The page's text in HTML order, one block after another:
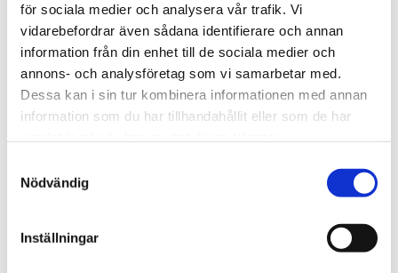
för sociala medier och analysera vår trafik. Vi
vidarebefordrar även sådana identifierare och annan
information från din enhet till de sociala medier och
annons- och analysföretag som vi samarbetar med.
Dessa kan i sin tur kombinera informationen med annan
information som du har tillhandahållit eller som de har
Nödvändig
Inställningar
4 190,00KR
Antal
Lagervara
Artikelnr
20261236